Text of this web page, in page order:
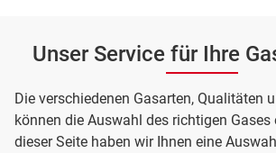
Unser Service für Ihre
Die verschiedenen Gasarten, Qualitäten
können die Auswahl des richtigen Gases
dieser Seite haben wir Ihnen eine